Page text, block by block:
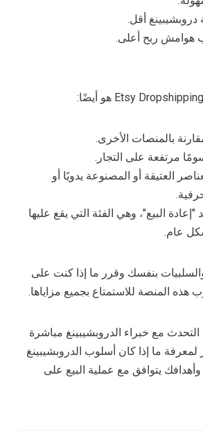
دروبشيبينغ أقل.
هوامش ربح أعلى.
بالمنصات الأخرى.
مرتفعة على التجار.
العتيقة أو المصنوعة يدويًا أو
البيع"، وهي الفئة التي يقع عليها
عام.
والسلبيات بنفسك وقرر ما إذا كنت على
هذه المنصة للاستمتاع بجميع مزاياها.
مع خبراء الدروبشيبينغ مباشرة
لمعرفة ما إذا كان أسلوب الدروبشيبينغ
يتوافق مع عملية البيع على